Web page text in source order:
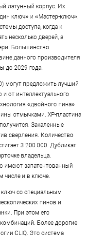
латунный корпус. Их
ключ» и «Мастер-ключ».
доступа, когда к
несколько дверей, а
Большинство
данного производителя
до 2029 года.
могут предложить лучший
от интеллектуального
«двойного пина»
отмычками. XP-пластина
Закаленные
сверления. Количество
3 200 000. Дубликат
владельца.
имеют запатентованный
числе и в ключе.
ключ со специальным
пинов и
При этом его
Более дорогие
CLIQ. Это система